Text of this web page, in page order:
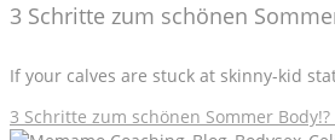
3 Schritte zum schönen
If your calves are stuck at skinny-kid
3 Schritte zum schönen Sommer